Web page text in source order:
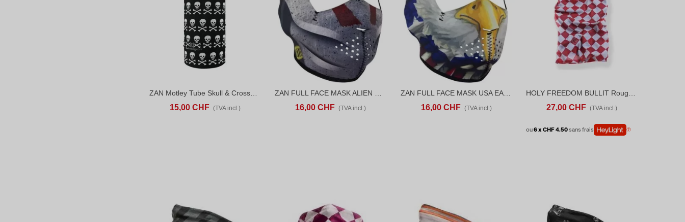
AJOUTER AU PANIERADD TO COMPARE
ZAN Motley Tube Skull & Crossbones
15,00 CHF (TVA incl.)
AJOUTER AU PANIERADD TO COMPARE
ZAN FULL FACE MASK ALIEN HUNTER ONE SIZE
16,00 CHF (TVA incl.)
AJOUTER AU PANIERADD TO COMPARE
ZAN FULL FACE MASK USA EAGLE ONE SIZE
16,00 CHF (TVA incl.)
AJOUTER AU PANIER ADD TO COMPARE
HOLY FREEDOM BULLIT Rouge DRY-KEEPER TUNNEL
27,00 CHF (TVA incl.)
ou6 x CHF 4.50sans frais